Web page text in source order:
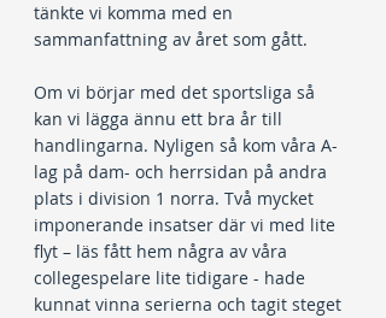
tänkte vi komma med en
sammanfattning av året som gått.
Om vi börjar med det sportsliga så
kan vi lägga ännu ett bra år till
handlingarna. Nyligen så kom våra A-
lag på dam- och herrsidan på andra
plats i division 1 norra. Två mycket
imponerande insatser där vi med lite
flyt – läs fått hem några av våra
collegespelare lite tidigare - hade
kunnat vinna serierna och tagit steget